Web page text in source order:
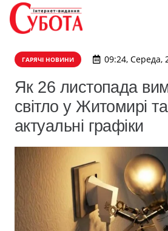
ГАРЯЧІ НОВИНИ 09:24, Середа,
Як 26 листопада
світло у Житомирі
актуальні графіки